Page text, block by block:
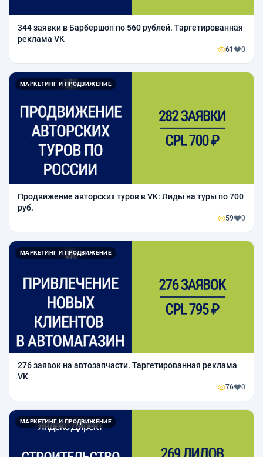
344 заявки в Барбершоп по 560 рублей. Таргетированная
реклама VK
61 0
МАРКЕТИНГ И ПРОДВИЖЕНИЕ
Продвижение авторских туров в VK: Лиды на туры по 700
руб.
59 0
МАРКЕТИНГ И ПРОДВИЖЕНИЕ
276 заявок на автозапчасти. Таргетированная реклама
VK
76 0
МАРКЕТИНГ И ПРОДВИЖЕНИЕ